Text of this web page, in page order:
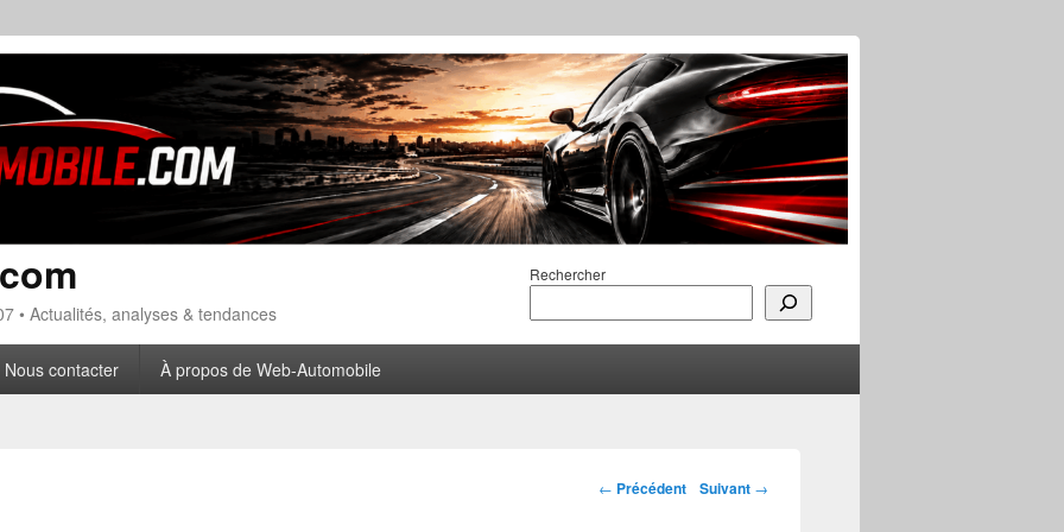
Rechercher
• Actualités, analyses & tendances
Nous contacter À propos de Web-Automobile
Navigation des
← Précédent Suivant →